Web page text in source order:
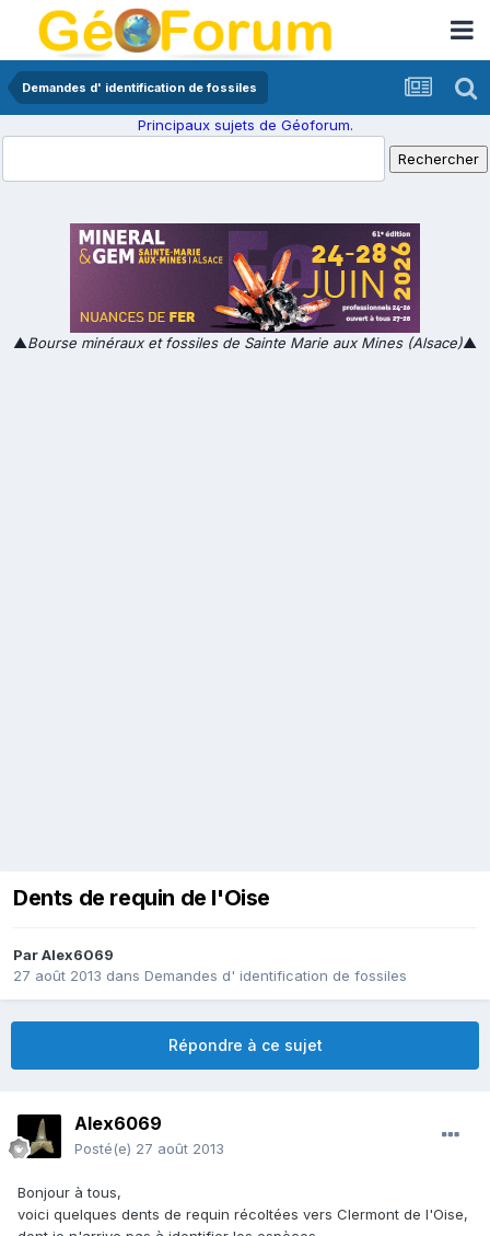
Demandes d' identification de fossiles
Principaux sujets de Géoforum.
▲Bourse minéraux et fossiles de Sainte Marie aux Mines (Alsace)▲
Dents de requin de l'Oise
ParAlex6069
27 août 2013 dans Demandes d' identification de fossiles
Répondre à ce sujet
Alex6069
Posté(e) 27 août 2013
Bonjour à tous,
voici quelques dents de requin récoltées vers Clermont de l'Oise,